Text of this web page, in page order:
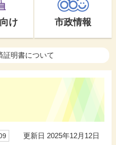
け 市政情報
証明書について
更新日 2025年12月12日